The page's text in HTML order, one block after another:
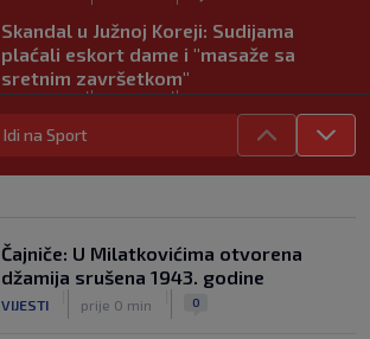
Skandal u Južnoj Koreji: Sudijama
plaćali eskort dame i "masaže sa
sretnim završetkom"
| |
Barcelona poslala prvu ponudu za
Dalić će postati najskuplji hrvatski
trener u historiji i jedan od najplaćenijih
selektora svijeta
Idi na Sport
Čajniče: U Milatkovićima otvorena
džamija srušena 1943. godine
VIJESTI prije 0 min 0